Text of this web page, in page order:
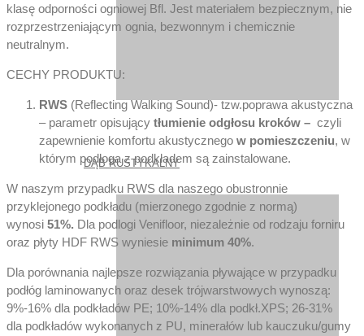
DĄB RUSTYKALNY
klasę odporności ogniowej Bfl. Jest materiałem bezpiecznym, nie
rozprzestrzeniającym ognia, bezwonnym i chemicznie
neutralnym.
CECHY PRODUKTU:
RWS (Reflecting Walking Sound)- tzw.poprawa akustyczna
– parametr opisujący tłumienie odgłosu kroków – czyli
zapewnienie komfortu akustycznego w pomieszczeniu, w
którym podłoga z podkładem są zainstalowane.
W naszym przypadku RWS dla naszego obustronnie
przyklejonego podkładu (mierzonego zgodnie z normą)
wynosi 51%. Dla podlogi Venifloor, niezależnie od rodzaju forniru
oraz płyty HDF RWS wyniesie minimum 40%.
Dla porównania najlepsze rozwiązania pływające w przypadku
podłóg laminowanych oraz desek trójwarstwowych wynoszą:
9%-16% dla podkładów PE; 10%-14% dla podkł.XPS; 26-31%
dla podkładów wykonanych z PU, minerałów lub kauczuku/gumy